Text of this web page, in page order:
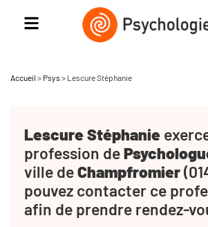
Accueil > Psys > Lescure Stéphanie
Lescure Stéphanie
profession de
ville deChampfromier
pouvez contacter ce
afin de prendre rendez-